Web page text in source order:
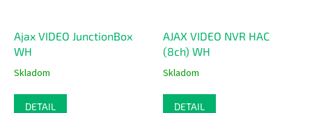
Ajax VIDEO JunctionBox
WH
Skladom
DETAIL
AJAX VIDEO NVR HAC
(8ch) WH
Skladom
DETAIL